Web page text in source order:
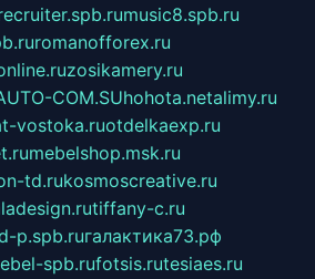
music8.spb.ru
romanofforex.ru
zosikamery.ru
COM.SUhohota.netalimy.ru
vostoka.ruotdelkaexp.ru
mebelshop.msk.ru
td.rukosmoscreative.ru
tiffany-c.ru
p.spb.ruгалактика73.рф
spb.rufotsis.rutesiaes.ru